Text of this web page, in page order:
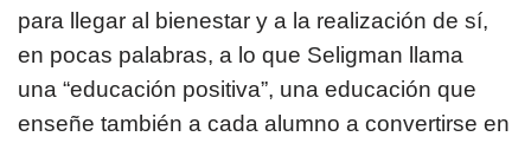
para llegar al bienestar y a la realización de sí,
en pocas palabras, a lo que Seligman llama
una “educación positiva”, una educación que
enseñe también a cada alumno a convertirse en